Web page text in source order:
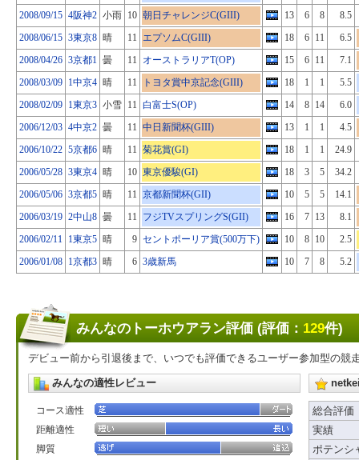
2008/09/15 4阪神2 小雨 10 朝日チャレンジC(GIII) 13 6 8
8.5
2008/06/15 3東京8 晴 11 エプソムC(GIII) 18 6 11
6.5
2008/04/26 3京都1 曇 11 オーストラリアT(OP) 15 6 11
7.1
2008/03/09 1中京4 晴 11 トヨタ賞中京記念(GIII) 18 1 1
5.5
2008/02/09 1東京3 小雪 11 白富士S(OP) 14 8 14
6.0
2006/12/03 4中京2 曇 11 中日新聞杯(GIII) 13 1 1
4.5
2006/10/22 5京都6 晴 11 菊花賞(GI) 18 1 1
24.9
2006/05/28 3東京4 晴 10 東京優駿(GI) 18 3 5
34.2
2006/05/06 3京都5 晴 11 京都新聞杯(GII) 10 5 5
14.1
2006/03/19 2中山8 曇 11 フジTVスプリングS(GII) 16 7 13
8.1
2006/02/11 1東京5 晴 9 セントポーリア賞(500万下) 10 8 10
2.5
2006/01/08 1京都3 晴 6 3歳新馬 10 7 8 5.2
みんなのトーホウアラン評価 (評価： 129件)
デビュー前から引退後まで、いつでも評価できるユーザー参加型の競
みんなの適性レビュー
コース適性
距離適性
脚質
総合評価
実績
ポテンシ